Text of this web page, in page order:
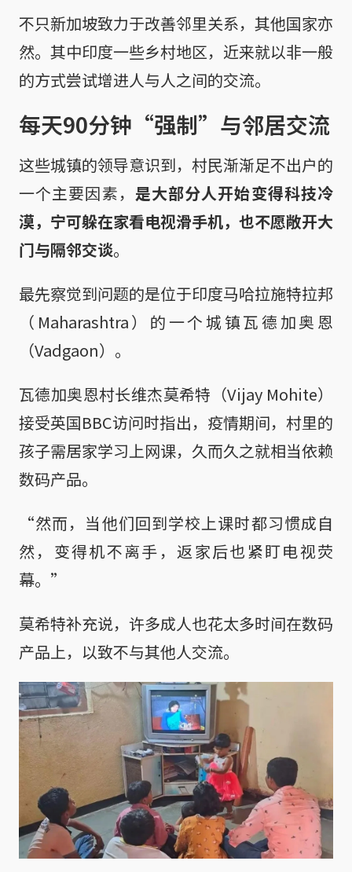
不只新加坡致力于改善邻里关系，其他国家亦
然。其中印度一些乡村地区，近来就以非一般
的方式尝试增进人与人之间的交流。
每天90分钟“强制”与邻居交流
这些城镇的领导意识到，村民渐渐足不出户的
一个主要因素， 是大部分人开始变得科技冷
漠，宁可躲在家看电视滑手机，也不愿敞开大
门与隔邻交谈。
最先察觉到问题的是位于印度马哈拉施特拉邦
（Maharashtra）的一个城镇瓦德加奥恩
（Vadgaon）。
瓦德加奥恩村长维杰莫希特（Vijay Mohite）
接受英国BBC访问时指出，疫情期间，村里的
孩子需居家学习上网课，久而久之就相当依赖
数码产品。
“然而，当他们回到学校上课时都习惯成自
然，变得机不离手，返家后也紧盯电视荧
幕。”
莫希特补充说，许多成人也花太多时间在数码
产品上，以致不与其他人交流。